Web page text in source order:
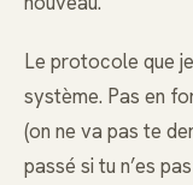
Le protocole que
système. Pas en
(on ne va pas te
passé si tu n’es